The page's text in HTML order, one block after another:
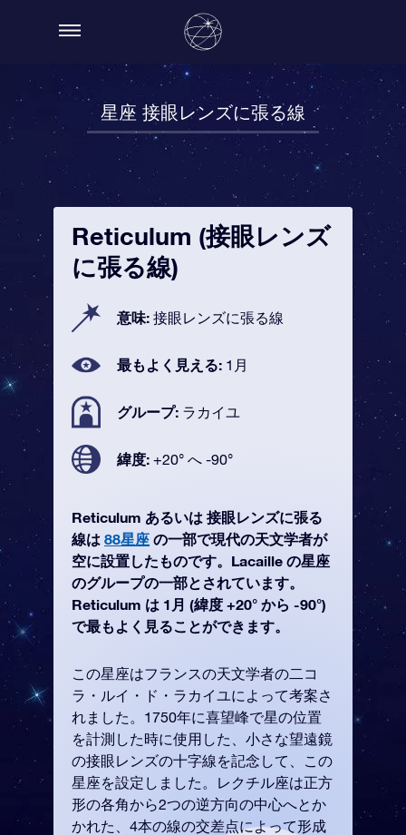
星座 接眼レンズに張る線
Reticulum (接眼レンズ
に張る線)
意味: 接眼レンズに張る線
最もよく見える: 1月
グループ: ラカイユ
緯度: +20° へ -90°
Reticulum あるいは 接眼レンズに張る
線は 88星座 の一部で現代の天文学者が
空に設置したものです。Lacaille の星座
のグループの一部とされています。
Reticulum は 1月 (緯度 +20° から -90°)
で最もよく見ることができます。
この星座はフランスの天文学者の二コ
ラ・ルイ・ド・ラカイユによって考案さ
れました。1750年に喜望峰で星の位置
を計測した時に使用した、小さな望遠鏡
の接眼レンズの十字線を記念して、この
星座を設定しました。レクチル座は正方
形の各角から2つの逆方向の中心へとか
かれた、4本の線の交差点によって形成